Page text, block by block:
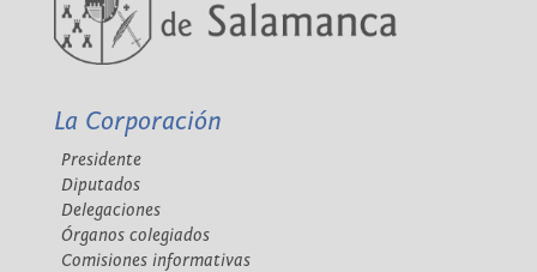
La Corporación
Presidente
Diputados
Delegaciones
Órganos colegiados
Comisiones informativas